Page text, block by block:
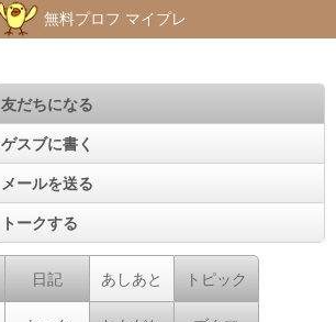
無料プロフ マイプレ
友だちになる
ゲスブに書く
メールを送る
トークする
日記 あしあと トピック